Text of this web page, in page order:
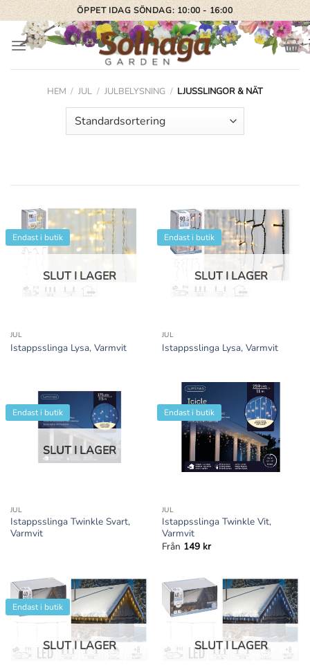
Skip
to
content
ÖPPET IDAG SÖNDAG: 10:00 - 16:00
HEM / JUL / JULBELYSNING / LJUSSLINGOR & NÄT
Endast i butik
SLUT I LAGER
JUL
Istappsslinga Lysa, Varmvit
Endast i butik
SLUT I LAGER
JUL
Istappsslinga Lysa, Varmvit
Endast i butik
SLUT I LAGER
JUL
Istappsslinga Twinkle Svart,
Varmvit
Endast i butik
JUL
Istappsslinga Twinkle Vit,
Varmvit
Från 149 kr
Endast i butik
SLUT I LAGER SLUT I LAGER